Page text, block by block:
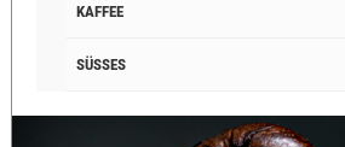
KAFFEE
SÜSSES